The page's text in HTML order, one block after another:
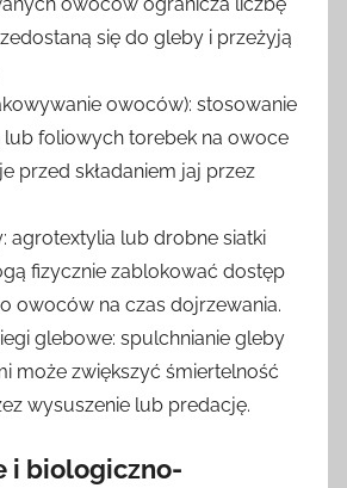
się do gleby i przeżyją
owoców): stosowanie
foliowych torebek na owoce
przed składaniem jaj przez
agrotextylia lub drobne siatki
fizycznie zablokować dostęp
owoców na czas dojrzewania.
glebowe: spulchnianie gleby
może zwiększyć śmiertelność
wysuszenie lub predację.
i biologiczno-